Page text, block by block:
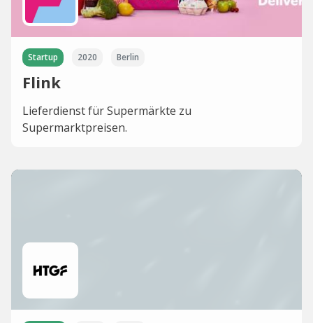
Startup 2020 Berlin
Flink
Lieferdienst für Supermärkte zu
Supermarktpreisen.